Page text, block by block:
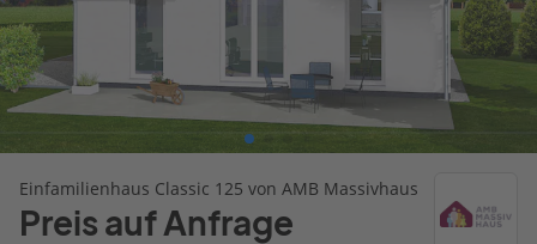
Einfamilienhaus Classic 125 von AMB Massivhaus
Preis auf Anfrage